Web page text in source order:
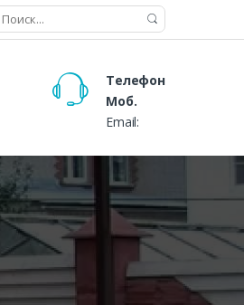
Телефон
Моб.
Email: